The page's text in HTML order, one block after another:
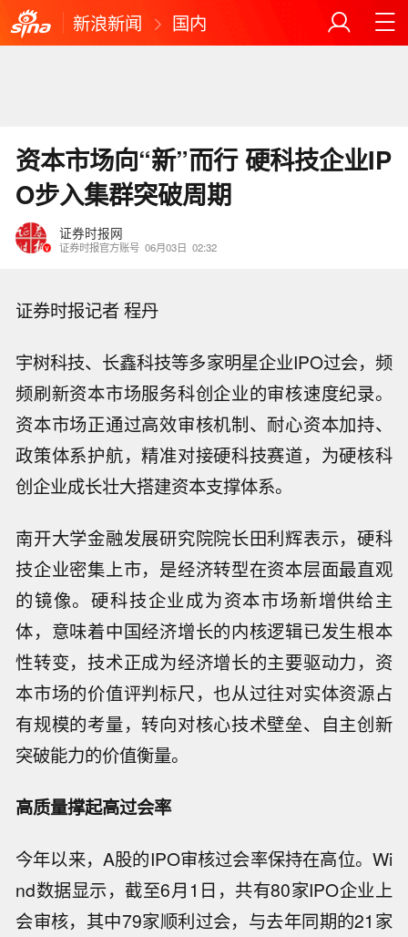
新浪新闻 国内
资本市场向“新”而行 硬科技企业IP
O步入集群突破周期
证券时报网
证券时报官方账号 06月03日 02:32
证券时报记者 程丹
宇树科技、长鑫科技等多家明星企业IPO过会，频
频刷新资本市场服务科创企业的审核速度纪录。
资本市场正通过高效审核机制、耐心资本加持、
政策体系护航，精准对接硬科技赛道，为硬核科
创企业成长壮大搭建资本支撑体系。
南开大学金融发展研究院院长田利辉表示，硬科
技企业密集上市，是经济转型在资本层面最直观
的镜像。硬科技企业成为资本市场新增供给主
体，意味着中国经济增长的内核逻辑已发生根本
性转变，技术正成为经济增长的主要驱动力，资
本市场的价值评判标尺，也从过往对实体资源占
有规模的考量，转向对核心技术壁垒、自主创新
突破能力的价值衡量。
高质量撑起高过会率
今年以来，A股的IPO审核过会率保持在高位。Wi
nd数据显示，截至6月1日，共有80家IPO企业上
会审核，其中79家顺利过会，与去年同期的21家